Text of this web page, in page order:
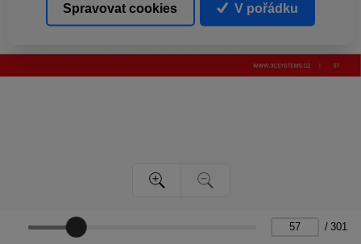
/ 301
Spravovat cookies V pořádku